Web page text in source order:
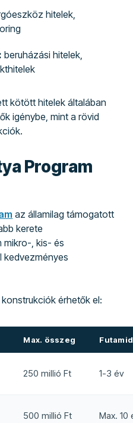
hitelek,
beruházási hitelek,
kötött hitelek általában
igénybe, mint a rövid
Program
az államilag támogatott
kerete
mikro-, kis- és
kedvezményes
érhetők el:
Max. összeg
250 millió Ft 1-3 év
500 millió Ft Max. 10